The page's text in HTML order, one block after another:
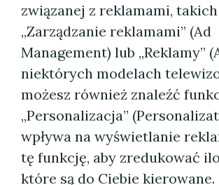
związanej z reklamami,
„Zarządzanie reklamami” (Ad
Management) lub „Reklamy”
niektórych modelach
możesz również znaleźć
„Personalizacja”
wpływa na wyświetlanie
tę funkcję, aby zredukować
które są do Ciebie kierowane.